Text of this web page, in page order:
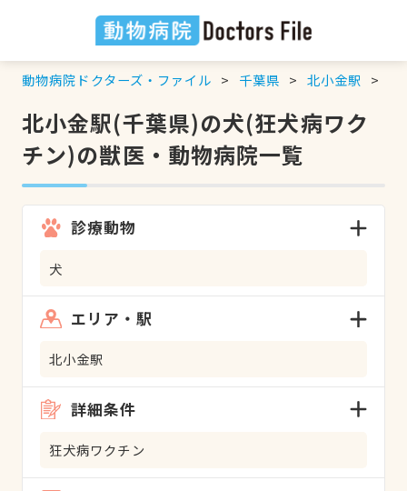
動物病院ドクターズ・ファイル 千葉県 北小金駅
北小金駅(千葉県)の犬(狂犬病ワク
チン)の獣医・動物病院一覧
診療動物
犬
エリア・駅
北小金駅
詳細条件
狂犬病ワクチン